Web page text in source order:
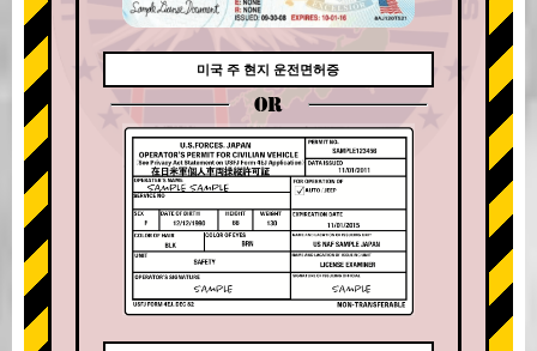
미국 주 현지 운전면허증
OR